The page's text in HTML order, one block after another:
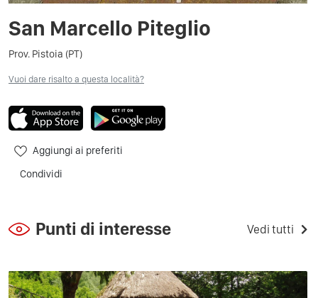
San Marcello Piteglio
Prov. Pistoia (PT)
Vuoi dare risalto a questa località?
Aggiungi ai preferiti
Condividi
Punti di interesse Vedi tutti